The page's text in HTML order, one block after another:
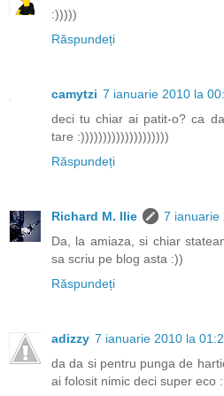
:)))))
Răspundeți
camytzi 7 ianuarie 2010 la
deci tu chiar ai patit-o? ca
tare :))))))))))))))))))))
Răspundeți
Richard M. Ilie
7 ianuarie
Da, la amiaza, si chiar
sa scriu pe blog asta :))
Răspundeți
adizzy 7 ianuarie 2010 la
da da si pentru punga de
ai folosit nimic deci super eco